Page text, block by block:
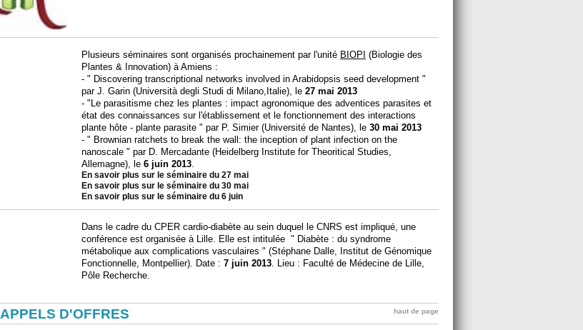
Plusieurs séminaires sont organisés prochainement par l'unité BIOPI (Biologie des
Plantes & Innovation) à Amiens :
- " Discovering transcriptional networks involved in Arabidopsis seed development "
par J. Garin (Università degli Studi di Milano,Italie), le 27 mai 2013
- "Le parasitisme chez les plantes : impact agronomique des adventices parasites et
état des connaissances sur l'établissement et le fonctionnement des interactions
plante hôte - plante parasite " par P. Simier (Université de Nantes), le 30 mai 2013
- " Brownian ratchets to break the wall: the inception of plant infection on the
nanoscale " par D. Mercadante (Heidelberg Institute for Theoritical Studies,
Allemagne), le 6 juin 2013.
En savoir plus sur le séminaire du 27 mai
En savoir plus sur le séminaire du 30 mai
En savoir plus sur le séminaire du 6 juin
Dans le cadre du CPER cardio-diabète au sein duquel le CNRS est impliqué, une
conférence est organisée à Lille. Elle est intitulée " Diabète : du syndrome
métabolique aux complications vasculaires " (Stéphane Dalle, Institut de Génomique
Fonctionnelle, Montpellier). Date : 7 juin 2013. Lieu : Faculté de Médecine de Lille,
Pôle Recherche.
APPELS D'OFFRES haut de page